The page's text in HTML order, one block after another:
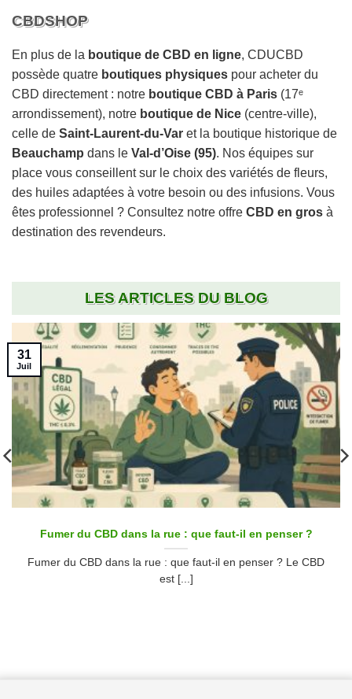
CBDSHOP
En plus de la boutique de CBD en ligne, CDUCBD
possède quatre boutiques physiques pour acheter du
CBD directement : notre boutique CBD à Paris (17ᵉ
arrondissement), notre boutique de Nice (centre-ville),
celle de Saint-Laurent-du-Var et la boutique historique de
Beauchamp dans le Val-d’Oise (95). Nos équipes sur
place vous conseillent sur le choix des variétés de fleurs,
des huiles adaptées à votre besoin ou des infusions. Vous
êtes professionnel ? Consultez notre offre CBD en gros à
destination des revendeurs.
LES ARTICLES DU BLOG
Fumer du CBD dans la rue : que faut-il en penser ?
Fumer du CBD dans la rue : que faut-il en penser ? Le CBD
est [...]
31
Juil